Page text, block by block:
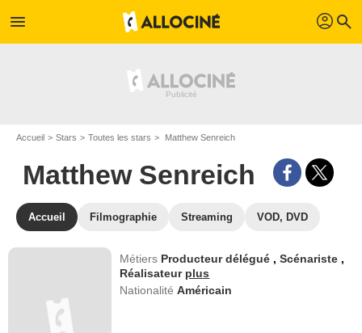
menu profil search
Accueil Stars Toutes les stars Matthew Senreich
Matthew Senreich
Accueil Filmographie Streaming VOD, DVD
Métiers Producteur délégué ,Scénariste ,
Réalisateur plus
NationalitéAméricain